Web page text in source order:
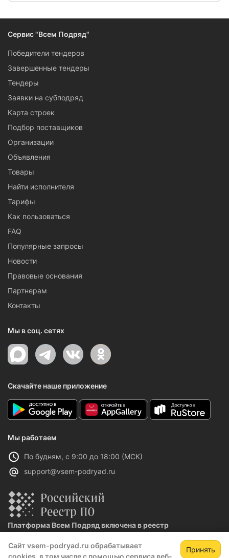
Сайт vsem-podryad.ru обрабатывает
cookies, в том числе с помощью сервиса веб-
Принять
Сервис "Всем Подряд"
Победители тендеров
Завершенные тендеры
Тендеры
Заявки на субподряд
Карта строек
Подбор поставщиков
Организации
Объявления
Товары
Найти исполнителя
Тарифы
Как пользоваться
FAQ
Популярные запросы
Новости
Правовые основания
Партнерам
Контакты
Мы в соц. сетях
Скачайте наше приложение
Мы работаем
По будням, с 9:00 до 18:00 (МСК)
support@vsem-podryad.ru
Платформа Всем Подряд включена в реестр
Реестровая запись №32021 от 06.02.2026